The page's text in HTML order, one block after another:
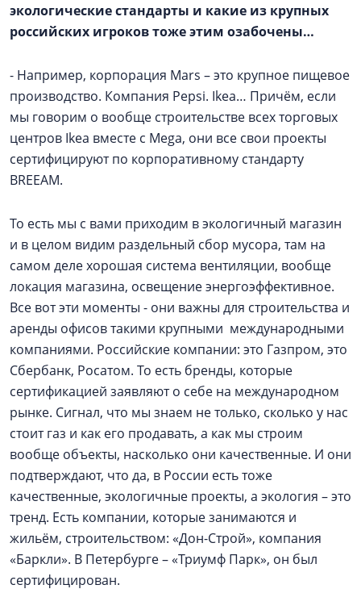
экологические стандарты и какие из крупных
российских игроков тоже этим озабочены…
- Например, корпорация Mars – это крупное пищевое
производство. Компания Pepsi. Ikea… Причём, если
мы говорим о вообще строительстве всех торговых
центров Ikea вместе с Mega, они все свои проекты
сертифицируют по корпоративному стандарту
BREEAM.
То есть мы с вами приходим в экологичный магазин
и в целом видим раздельный сбор мусора, там на
самом деле хорошая система вентиляции, вообще
локация магазина, освещение энергоэффективное.
Все вот эти моменты - они важны для строительства и
аренды офисов такими крупными международными
компаниями. Российские компании: это Газпром, это
Сбербанк, Росатом. То есть бренды, которые
сертификацией заявляют о себе на международном
рынке. Сигнал, что мы знаем не только, сколько у нас
стоит газ и как его продавать, а как мы строим
вообще объекты, насколько они качественные. И они
подтверждают, что да, в России есть тоже
качественные, экологичные проекты, а экология – это
тренд. Есть компании, которые занимаются и
жильём, строительством: «Дон-Строй», компания
«Баркли». В Петербурге – «Триумф Парк», он был
сертифицирован.